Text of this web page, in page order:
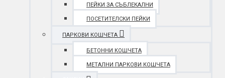
ПЕЙКИ ЗА СЪБЛЕКАЛНИ
ПОСЕТИТЕЛСКИ ПЕЙКИ
ПАРКОВИ КОШЧЕТА
БЕТОННИ КОШЧЕТА
МЕТАЛНИ ПАРКОВИ КОШЧЕТА